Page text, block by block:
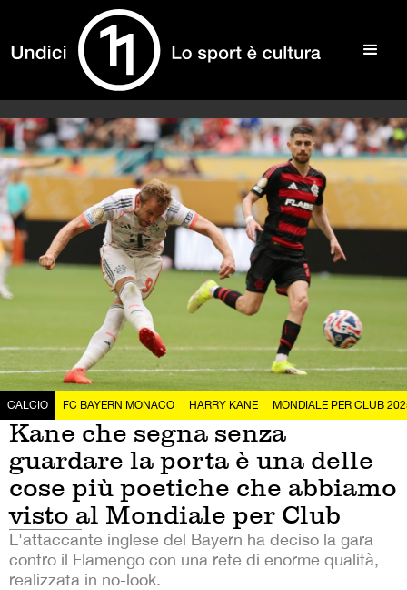
CALCIO FC BAYERN MONACO HARRY KANE MONDIALE PER CLUB
Kane che segna senza
guardare la porta è una delle
cose più poetiche che abbiamo
visto al Mondiale per Club
L'attaccante inglese del Bayern ha deciso la gara
contro il Flamengo con una rete di enorme qualità,
realizzata in no-look.